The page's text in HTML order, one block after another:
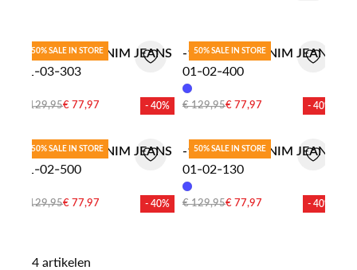
50% SALE IN STORE
-1 NORDIC DENIM JEANS
01-03-303
€ 129,95€ 77,97 - 40%
50% SALE IN STORE
-1 NORDIC DENIM JEANS
01-02-400
€ 129,95€ 77,97 - 40%
50% SALE IN STORE
-1 NORDIC DENIM JEANS
01-02-500
€ 129,95€ 77,97 - 40%
50% SALE IN STORE
-1 NORDIC DENIM JEANS
01-02-130
€ 129,95€ 77,97 - 40%
4 artikelen